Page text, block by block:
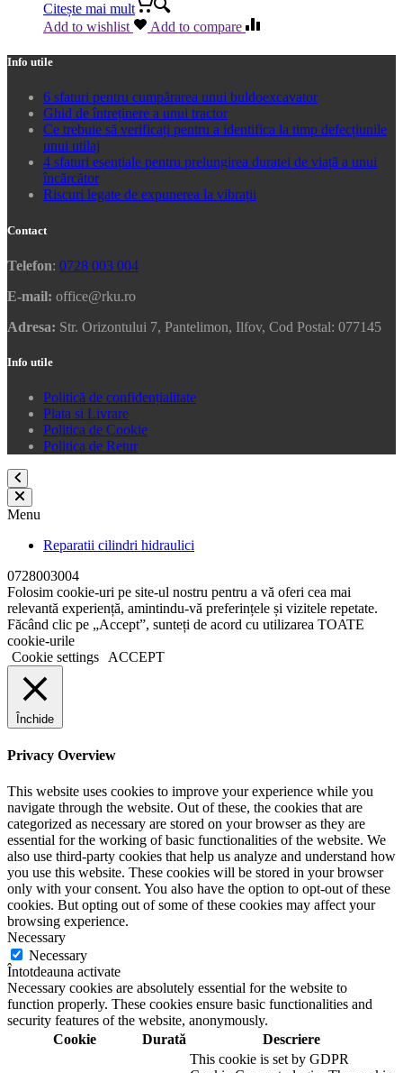
Citește mai mult
Add to wishlist
Add to compare
Info utile
6 sfaturi pentru cumpărarea unui buldoexcavator
Ghid de întreținere a unui tractor
Ce trebuie să verificați pentru a identifica la timp defecțiunile
unui utilaj
4 sfaturi esențiale pentru prelungirea duratei de viață a unui
încărcător
Riscuri legate de expunerea la vibrații
Contact
Telefon: 0728 003 004
E-mail: office@rku.ro
Adresa: Str. Orizontului 7, Pantelimon, Ilfov, Cod Postal: 077145
Info utile
Politică de confidențialitate
Plata si Livrare
Politica de Cookie
Politica de Retur
Menu
Reparatii cilindri hidraulici
0728003004
Folosim cookie-uri pe site-ul nostru pentru a vă oferi cea mai
relevantă experiență, amintindu-vă preferințele și vizitele repetate.
Făcând clic pe „Accept”, sunteți de acord cu utilizarea TOATE
cookie-urile
Cookie settings
ACCEPT
Închide
Privacy Overview
This website uses cookies to improve your experience while you
navigate through the website. Out of these, the cookies that are
categorized as necessary are stored on your browser as they are
essential for the working of basic functionalities of the website. We
also use third-party cookies that help us analyze and understand how
you use this website. These cookies will be stored in your browser
only with your consent. You also have the option to opt-out of these
cookies. But opting out of some of these cookies may affect your
browsing experience.
Necessary
Necessary
Întotdeauna activate
Necessary cookies are absolutely essential for the website to
function properly. These cookies ensure basic functionalities and
security features of the website, anonymously.
Cookie
Durată Descriere
This cookie is set by GDPR